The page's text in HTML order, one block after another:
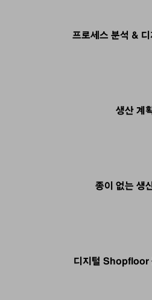
프로세스 분석 &
생산 계
종이 없는 생
디지털 Shopfloor